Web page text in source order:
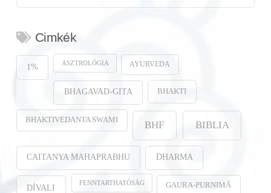
Cimkék
1% ASZTROLÓGIA AYURVEDA
BHAGAVAD-GITA BHAKTI
BHAKTIVEDANTA SWAMI BHF BIBLIA
CAITANYA MAHAPRABHU DHARMA
DÍVALI FENNTARTHATÓSÁG GAURA-PURṆIMĀ